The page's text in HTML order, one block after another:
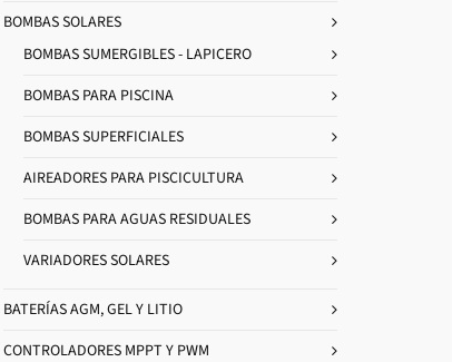
BOMBAS SOLARES
BOMBAS SUMERGIBLES - LAPICERO
BOMBAS PARA PISCINA
BOMBAS SUPERFICIALES
AIREADORES PARA PISCICULTURA
BOMBAS PARA AGUAS RESIDUALES
VARIADORES SOLARES
BATERÍAS AGM, GEL Y LITIO
CONTROLADORES MPPT Y PWM